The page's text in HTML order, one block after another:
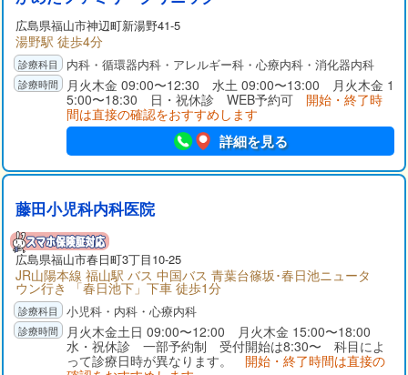
広島県福山市神辺町新湯野41-5
湯野駅 徒歩4分
内科・循環器内科・アレルギー科・心療内科・消化器内科
月火木金 09:00〜12:30 水土 09:00〜13:00 月火木金 1
5:00〜18:30 日・祝休診 WEB予約可 開始・終了時
間は直接の確認をおすすめします
詳細を見る
藤田小児科内科医院
広島県福山市春日町3丁目10-25
JR山陽本線 福山駅 バス 中国バス 青葉台篠坂･春日池ニュータ
ウン行き 「春日池下」下車 徒歩1分
小児科・内科・心療内科
月火木金土日 09:00〜12:00 月火木金 15:00〜18:00
水・祝休診 一部予約制 受付開始は8:30〜 科目によ
って診療日時が異なります。 開始・終了時間は直接の